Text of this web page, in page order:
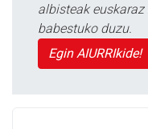
albisteak
babestuko duzu.
Egin AIURRIkide!